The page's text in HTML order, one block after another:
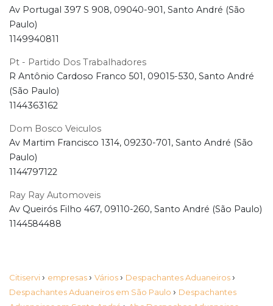
Av Portugal 397 S 908, 09040-901, Santo André (São
Paulo)
1149940811
Pt - Partido Dos Trabalhadores
R Antônio Cardoso Franco 501, 09015-530, Santo André
(São Paulo)
1144363162
Dom Bosco Veiculos
Av Martim Francisco 1314, 09230-701, Santo André (São
Paulo)
1144797122
Ray Ray Automoveis
Av Queirós Filho 467, 09110-260, Santo André (São Paulo)
1144584488
Citiservi › empresas › Vários › Despachantes Aduaneiros ›
Despachantes Aduaneiros em São Paulo › Despachantes